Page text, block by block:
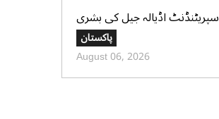
سپریٹنڈنٹ اڈیالہ جیل کی بشری
بی بی کی قیدِ تنہائی اور امتیازی
سلوک کے الزامات کی تردید،
تحریری جواب جمع کرادیا
پاکستان
August 06, 2026